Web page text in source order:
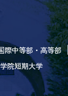
際中等部・高等部
院短期大学